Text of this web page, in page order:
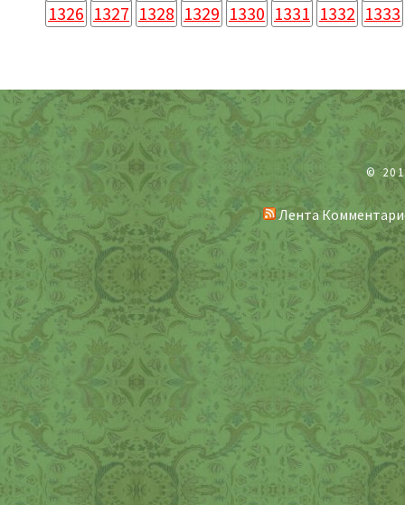
1326 1327 1328 1329 1330 1331 1332 1333
©
Лента